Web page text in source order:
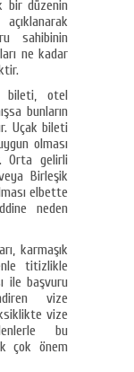
bir düzenin
sahibinin
ne kadar
bileti, otel
bunların
Uçak bileti
olması
Orta gelirli
Birleşik
elbette
neden
karmaşık
titizlikle
ile başvuru
vize
vize
bu
çok önem